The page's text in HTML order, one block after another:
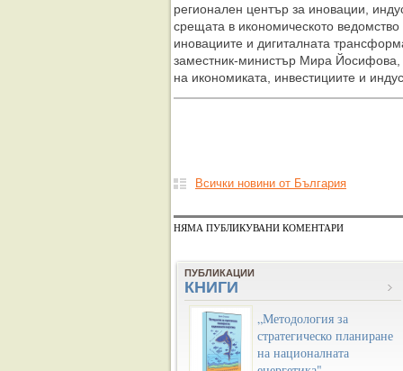
регионален център за иновации,
срещата в икономическото
иновациите и дигиталната
заместник-министър Мира Йосифова,
на икономиката, инвестициите и
Всички новини от България
НЯМА ПУБЛИКУВАНИ КОМЕНТАРИ
ПУБЛИКАЦИИ
КНИГИ
„Методология за
стратегическо планиране
на националната